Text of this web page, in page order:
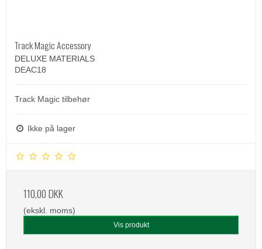
Track Magic Accessory
DELUXE MATERIALS
DEAC18
Track Magic tilbehør
Ikke på lager
110,00 DKK
(ekskl. moms)
Vis produkt